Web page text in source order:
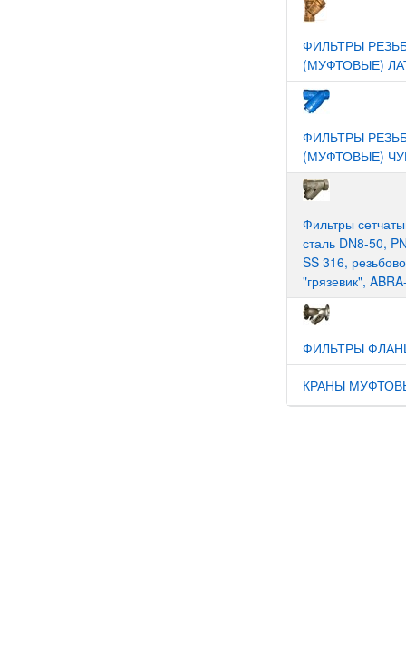
ФИЛЬТРЫ
(МУФТОВЫЕ)
ФИЛЬТРЫ
(МУФТОВЫЕ)
Фильтры
сталь DN8-50,
SS 316,
"грязевик",
ФИЛЬТРЫ
КРАНЫ